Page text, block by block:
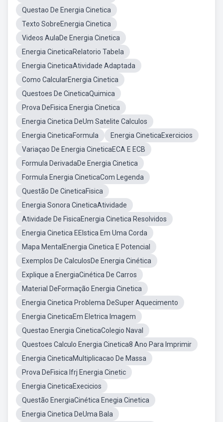
Questao De Energia Cinetica
Texto SobreEnergia Cinetica
Videos AulaDe Energia Cinetica
Energia CineticaRelatorio Tabela
Energia CineticaAtividade Adaptada
Como CalcularEnergia Cinetica
Questoes De CineticaQuimica
Prova DeFisica Energia Cinetica
Energia Cinetica DeUm Satelite Calculos
Energia CineticaFormula
Energia CineticaExercicios
Variaçao De Energia CineticaECA E ECB
Formula DerivadaDe Energia Cinetica
Formula Energia CineticaCom Legenda
Questão De CineticaFisica
Energia Sonora CineticaAtividade
Atividade De FisicaEnergia Cinetica Resolvidos
Energia Cinetica EElstica Em Uma Corda
Mapa MentalEnergia Cinetica E Potencial
Exemplos De CalculosDe Energia Cinética
Explique a EnergiaCinética De Carros
Material DeFormação Energia Cinetica
Energia Cinetica Problema DeSuper Aquecimento
Energia CineticaEm Eletrica Imagem
Questao Energia CineticaColegio Naval
Questoes Calculo Energia Cinetica8 Ano Para Imprimir
Energia CineticaMultiplicacao De Massa
Prova DeFisica Ifrj Energia Cinetic
Energia CineticaExecicios
Questão EnergiaCinética Enegia Cinetica
Energia Cinetica DeUma Bala